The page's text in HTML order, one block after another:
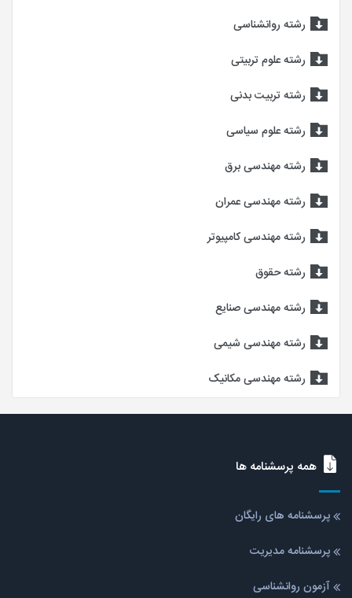
رشته روانشناسی
رشته علوم تربیتی
رشته تربیت بدنی
رشته علوم سیاسی
رشته مهندسی برق
رشته مهندسی عمران
رشته مهندسی کامپیوتر
رشته حقوق
رشته مهندسی صنایع
رشته مهندسی شیمی
رشته مهندسی مکانیک
همه پرسشنامه ها
پرسشنامه های رایگان
پرسشنامه مدیریت
آزمون روانشناسی